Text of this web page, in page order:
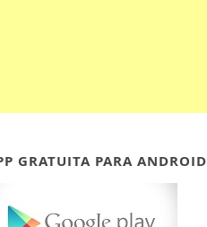
GRATUITA PARA ANDROID